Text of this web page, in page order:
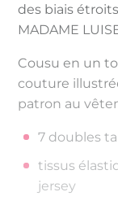
des biais
MADAME
Cousu en un
couture
patron au
7 doubles
tissus
jersey